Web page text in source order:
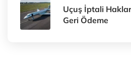
Uçuş İptali
Geri Ödeme